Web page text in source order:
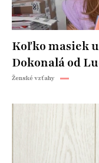
Koľko masiek
Dokonalá od
Ženské vzťahy